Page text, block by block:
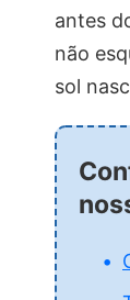
antes
não
sol